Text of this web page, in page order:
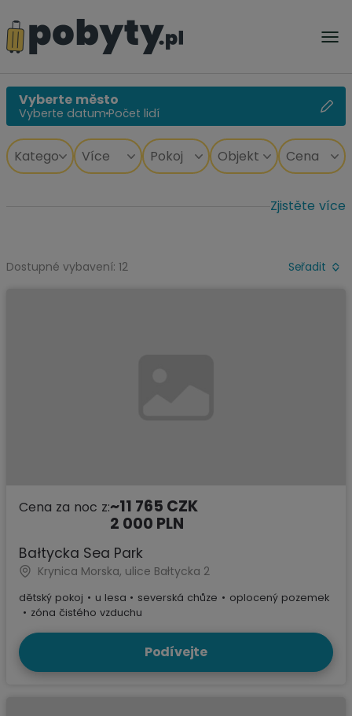
Vyberte město
Vyberte datum Počet lidí
Zjistěte více
Dostupné vybavení: 12 Seřadit
Cena za noc z:~11 765 CZK
2 000 PLN
Bałtycka Sea Park
Krynica Morska, ulice Bałtycka 2
dětský pokoj • u lesa • severská chůze • oplocený pozemek
• zóna čistého vzduchu
Podívejte